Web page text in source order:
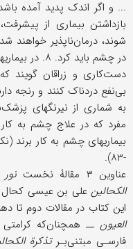
... و اگر اندک پدید آمده
بازداشتن بیماری از
در چشم باید
دست‌کاری و زراقان گویند
بی‌نفع دردناک کنند و رنجه
بیماریهای چشم به کار برند (نک‍ : ص ۸ -۱۰؛ نیز
-۸۳).
عناوین ۳ مقالۀ نخست
‌الکحالین علی بن عیسى کحال
این کتاب در مقالات دوم تا
العیون
فارسـی مبتنی‌بـر تذکرة